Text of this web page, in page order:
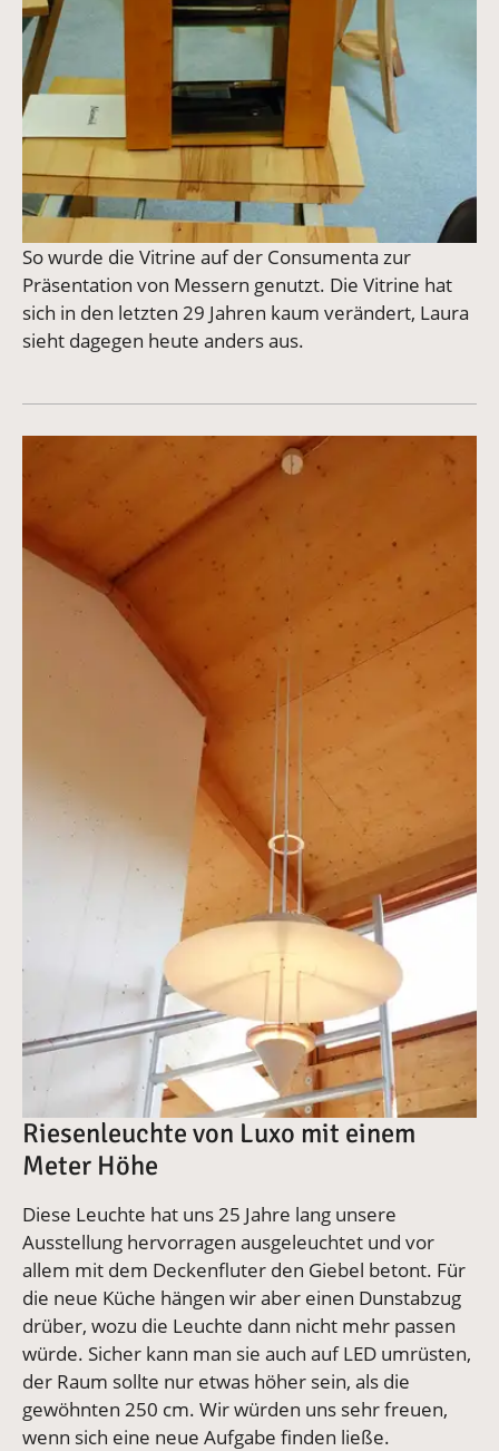
So wurde die Vitrine auf der Consumenta zur
Präsentation von Messern genutzt. Die Vitrine hat
sich in den letzten 29 Jahren kaum verändert, Laura
sieht dagegen heute anders aus.
Vergrößerte Version anzeigen
Riesenleuchte von Luxo mit einem
Meter Höhe
Diese Leuchte hat uns 25 Jahre lang unsere
Ausstellung hervorragen ausgeleuchtet und vor
allem mit dem Deckenfluter den Giebel betont. Für
die neue Küche hängen wir aber einen Dunstabzug
drüber, wozu die Leuchte dann nicht mehr passen
würde. Sicher kann man sie auch auf LED umrüsten,
der Raum sollte nur etwas höher sein, als die
gewöhnten 250 cm. Wir würden uns sehr freuen,
wenn sich eine neue Aufgabe finden ließe.